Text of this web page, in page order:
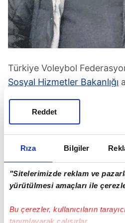
Rıza Bilgiler
"Sitelerimizde reklam ve
yürütülmesi amaçları ile
Bu çerezler, kullanıcıların
Reddet
Türkiye Voleybol
Sosyal Hizmetler Bakanlığı
sunulan sanığın akıl
Kurumuraporu okundu.
sonuçlarını algılayamadığı
yönlendirme yeteneğinin
azaldığı belirtilen raporda,
sorumluluğunun da
Mahkeme, sanığa ceza
medyada eleştiri